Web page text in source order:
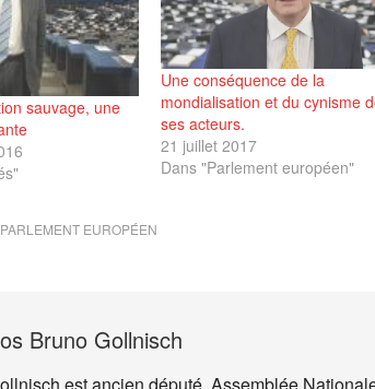
sauvage, une
Une conséquence de la
mondialisation et du cynisme
ses acteurs.
21 juillet 2017
Dans "Parlement européen"
PARLEMENT EUROPÉEN
Bruno Gollnisch